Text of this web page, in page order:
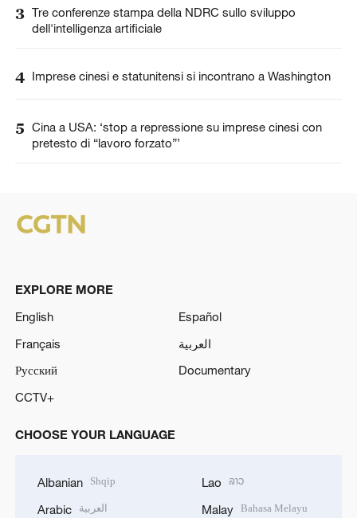
3 Tre conferenze stampa della NDRC sullo sviluppo
dell'intelligenza artificiale
4 Imprese cinesi e statunitensi si incontrano a Washington
5 Cina a USA: ‘stop a repressione su imprese cinesi con
pretesto di “lavoro forzato”’
EXPLORE MORE
English
Español
Français
العربية
Русский
Documentary
CCTV+
CHOOSE YOUR LANGUAGE
Albanian Shqip
Arabic العربية
Lao ລາວ
Malay Bahasa Melayu